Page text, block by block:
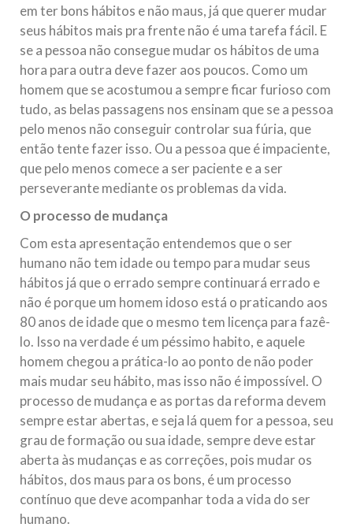
em ter bons hábitos e não maus, já que querer mudar
seus hábitos mais pra frente não é uma tarefa fácil. E
se a pessoa não consegue mudar os hábitos de uma
hora para outra deve fazer aos poucos. Como um
homem que se acostumou a sempre ficar furioso com
tudo, as belas passagens nos ensinam que se a pessoa
pelo menos não conseguir controlar sua fúria, que
então tente fazer isso. Ou a pessoa que é impaciente,
que pelo menos comece a ser paciente e a ser
perseverante mediante os problemas da vida.
O processo de mudança
Com esta apresentação entendemos que o ser
humano não tem idade ou tempo para mudar seus
hábitos já que o errado sempre continuará errado e
não é porque um homem idoso está o praticando aos
80 anos de idade que o mesmo tem licença para fazê-
lo. Isso na verdade é um péssimo habito, e aquele
homem chegou a prática-lo ao ponto de não poder
mais mudar seu hábito, mas isso não é impossível. O
processo de mudança e as portas da reforma devem
sempre estar abertas, e seja lá quem for a pessoa, seu
grau de formação ou sua idade, sempre deve estar
aberta às mudanças e as correções, pois mudar os
hábitos, dos maus para os bons, é um processo
contínuo que deve acompanhar toda a vida do ser
humano.